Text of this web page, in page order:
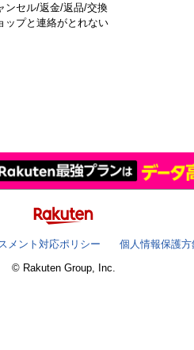
ンセル/返金/返品/交換
ップと連絡がとれない
メント対応ポリシー
個人情報保護方
© Rakuten Group, Inc.